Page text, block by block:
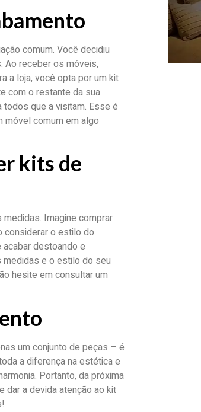
comum. Você decidiu
Ao receber os móveis,
a loja, você opta por um kit
com o restante da sua
todos que a visitam. Esse é
móvel comum em algo
kits de
Imagine comprar
considerar o estilo do
destoando e
medidas e o estilo do seu
hesite em consultar um
um conjunto de peças – é
a diferença na estética e
Portanto, da próxima
dar a devida atenção ao kit